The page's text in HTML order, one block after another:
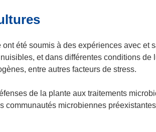
v
été soumis à des expériences avec et
et dans différentes conditions de
entre autres facteurs de stress.
de la plante aux traitements
communautés microbiennes